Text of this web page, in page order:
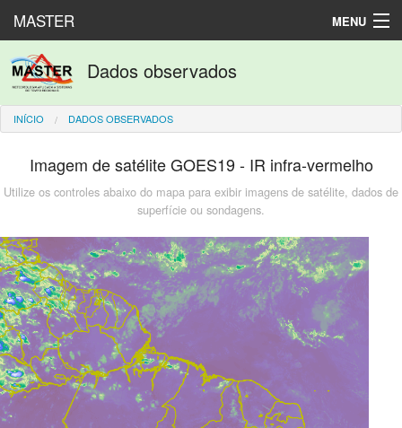
MASTER MENU
Produtos numéricos
Laboratório
Dados observados
INÍCIO DADOS OBSERVADOS
Imagem de satélite GOES19 - IR infra-vermelho
Utilize os controles abaixo do mapa para exibir imagens de satélite, dados de
superfície ou sondagens.